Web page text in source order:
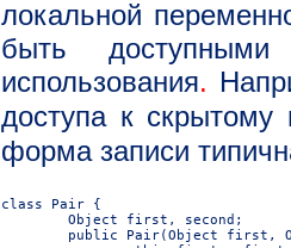
локальной
быть
использования.
доступа к
форма записи